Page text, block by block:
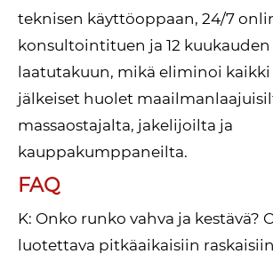
teknisen käyttöoppaan, 24/7
konsultointituen ja 12
laatutakuun, mikä eliminoi
jälkeiset huolet
massaostajalta, jakelijoilta ja
kauppakumppaneilta.
FAQ
K: Onko runko vahva ja kestävä?
luotettava pitkäaikaisiin